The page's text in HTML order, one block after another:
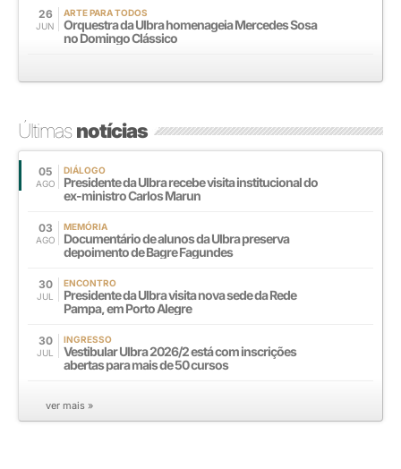
26
JUN
ARTE PARA TODOS
Orquestra da Ulbra homenageia Mercedes Sosa
no Domingo Clássico
Últimasnotícias
05
AGO
DIÁLOGO
Presidente da Ulbra recebe visita institucional do
ex-ministro Carlos Marun
03
AGO
MEMÓRIA
Documentário de alunos da Ulbra preserva
depoimento de Bagre Fagundes
30
JUL
ENCONTRO
Presidente da Ulbra visita nova sede da Rede
Pampa, em Porto Alegre
30
JUL
INGRESSO
Vestibular Ulbra 2026/2 está com inscrições
abertas para mais de 50 cursos
ver mais »